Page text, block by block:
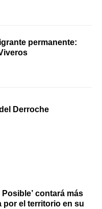
permanente:
Derroche
contará más
por el territorio en su